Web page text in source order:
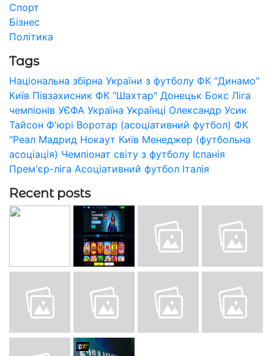
Спорт
Бізнес
Політика
Tags
Національна збірна України з футболу ФК "Динамо"
Київ Півзахисник ФК "Шахтар" Донецьк Бокс Ліга
чемпіонів УЄФА Україна Українці Олександр Усик
Тайсон Ф'юрі Воротар (асоціативний футбол) ФК
"Реал Мадрид Нокаут Київ Менеджер (футбольна
асоціація) Чемпіонат світу з футболу Іспанія
Прем'єр-ліга Асоціативний футбол Італія
Recent posts